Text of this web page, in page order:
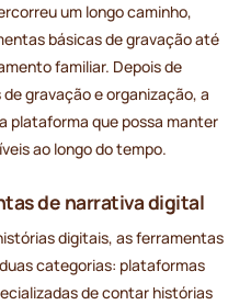
um longo caminho,
básicas de gravação até
familiar. Depois de
gravação e organização, a
plataforma que possa manter
ao longo do tempo.
de narrativa digital
digitais, as ferramentas
categorias: plataformas
de contar histórias